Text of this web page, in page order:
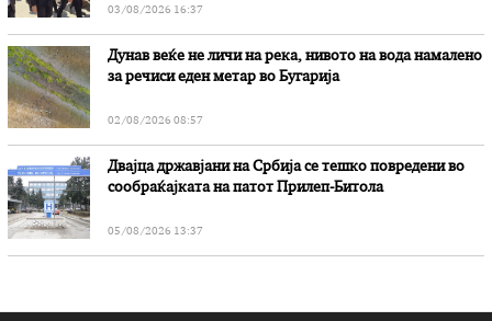
03/08/2026 16:37
Дунав веќе не личи на река, нивото на вода намалено
за речиси еден метар во Бугарија
02/08/2026 08:57
Двајца државјани на Србија се тешко повредени во
сообраќајката на патот Прилеп-Битола
05/08/2026 13:37